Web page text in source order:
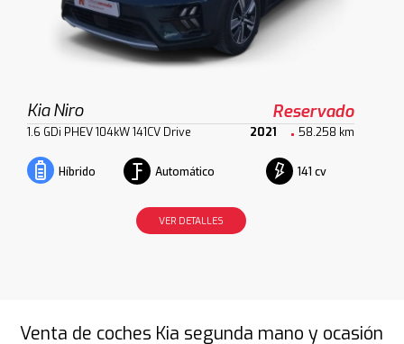
Kia Niro Reservado
1.6 GDi PHEV 104kW 141CV Drive 2021 58.258 km
Híbrido Automático 141 cv
VER DETALLES
Venta de coches Kia segunda mano y ocasión